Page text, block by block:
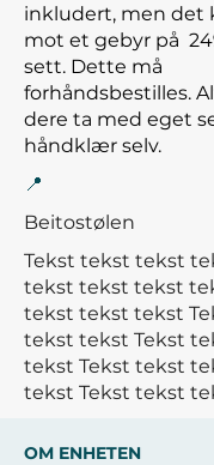
inkludert, men det
mot et gebyr på
sett. Dette må
forhåndsbestilles.
dere ta med eget
håndklær selv.
📍
Beitostølen
Tekst tekst tekst
tekst tekst tekst
tekst tekst tekst
tekst tekst Tekst
tekst Tekst tekst
tekst Tekst tekst
OM ENHETEN